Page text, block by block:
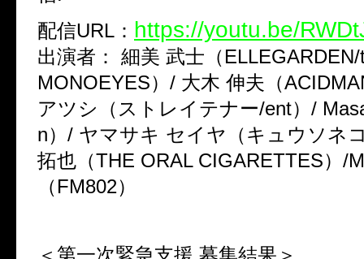
配信URL： https://youtu.be/
出演者： 細美 武士（
MONOEYES）/ 大木 伸夫（
アツシ（ストレイテナー/ent）/
n）/ ヤマサキ セイヤ（キュウソネ
拓也（THE ORAL CIGARETTES）/
（FM802）
＜第一次緊急支援 募集結果＞